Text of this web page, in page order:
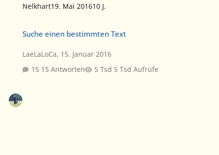
Nelkhart19. Mai 201610 J.
Suche einen bestimmten Text
LaeLaLoCa, 15. Januar 2016
15 Antworten
5 Tsd Aufrufe